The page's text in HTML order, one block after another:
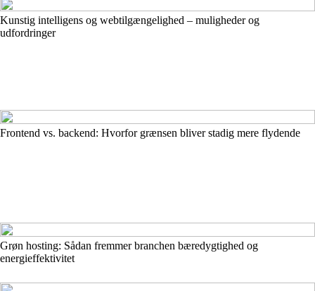
Kunstig intelligens og webtilgængelighed – muligheder og
udfordringer
Frontend vs. backend: Hvorfor grænsen bliver stadig mere flydende
Grøn hosting: Sådan fremmer branchen bæredygtighed og
energieffektivitet